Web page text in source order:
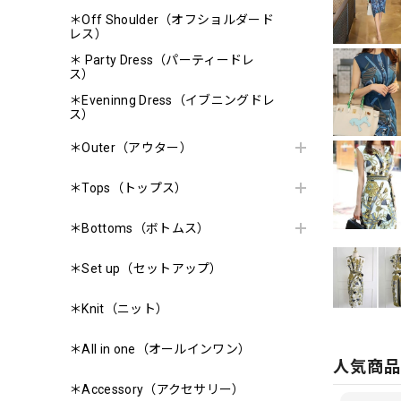
＊Off Shoulder（オフショルダード
レス）
＊ Party Dress（パーティードレ
ス）
＊Eveninng Dress（イブニングドレ
ス）
＊Outer（アウター）
＊Tops（トップス）
＊Bottoms（ボトムス）
＊Set up（セットアップ）
＊Knit（ニット）
＊All in one（オールインワン）
＊Accessory（アクセサリー）
人気商品